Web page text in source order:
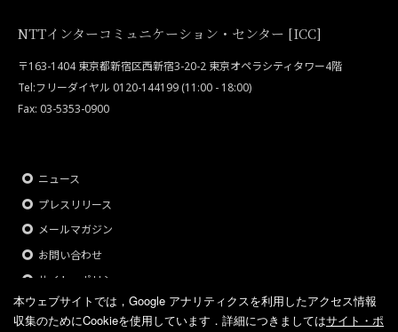
NTTインターコミュニケーション・センター [ICC]
〒163-1404 東京都新宿区西新宿3-20-2 東京オペラシティタワー4階
Tel:フリーダイヤル 0120-144199 (11:00 - 18:00)
Fax: 03-5353-0900
ニュース
プレスリリース
メールマガジン
お問い合わせ
サイト・ポリシー
本ウェブサイトでは，Google アナリティクスを利用したアクセス情報
収集のためにCookieを使用しています． 詳細につきましてはサイト・ポ